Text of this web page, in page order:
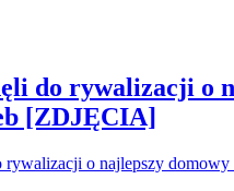
do rywalizacji o
[ZDJĘCIA]